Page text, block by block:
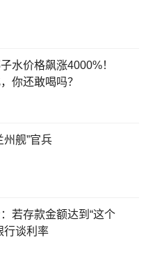
水价格飙涨4000%！
你还敢喝吗？
州舰”官兵
若存款金额达到“这个
行谈利率